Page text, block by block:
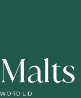
WORD LID